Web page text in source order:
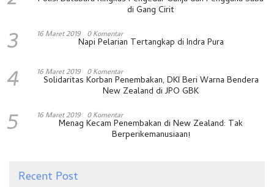
di Gang Cirit
3 16 Maret 2019 0 Komentar
Napi Pelarian Tertangkap di Indra Pura
4 16 Maret 2019 0 Komentar
Solidaritas Korban Penembakan, DKI Beri Warna Bendera
New Zealand di JPO GBK
5 16 Maret 2019 0 Komentar
Menag Kecam Penembakan di New Zealand: Tak
Berperikemanusiaan!
Recent Post